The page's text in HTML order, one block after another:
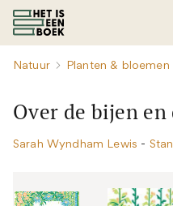
Natuur Planten & bloemen
Over de bijen
Sarah Wyndham Lewis -